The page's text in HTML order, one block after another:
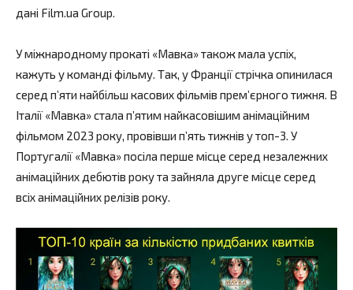
дані Film.ua Group.
У міжнародному прокаті «Мавка» також мала успіх,
кажуть у команді фільму. Так, у Франції стрічка опинилася
серед п’яти найбільш касових фільмів прем’єрного тижня. В
Італії «Мавка» стала п’ятим найкасовішим анімаційним
фільмом 2023 року, провівши п’ять тижнів у топ-3. У
Португалії «Мавка» посіла перше місце серед незалежних
анімаційних дебютів року та зайняла друге місце серед
всіх анімаційних релізів року.